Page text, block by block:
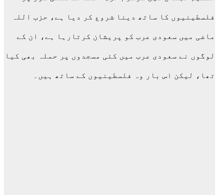
فلسطینیوں کا ساتھ دینا شروع کر دیا ہے، حزب اللہ
ماضی میں سعودی عرب کو پریشان کرتارہا ہے، ان کے
لوگوں نے سعودی عرب میں کئی مسجدوں پر حملہ بھی کیا
تھا، لیکن اس بار وہ فلسطینیوں کے ساتھ ہیں۔